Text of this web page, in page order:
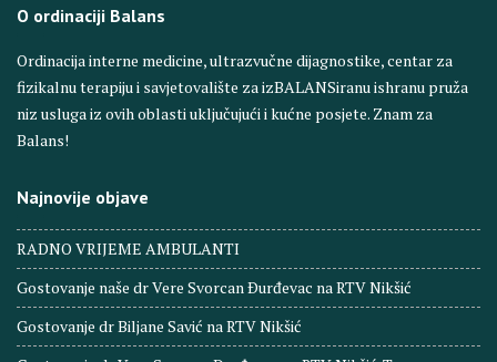
O ordinaciji Balans
Ordinacija interne medicine, ultrazvučne dijagnostike, centar za
fizikalnu terapiju i savjetovalište za izBALANSiranu ishranu pruža
niz usluga iz ovih oblasti uključujući i kućne posjete. Znam za
Balans!
Najnovije objave
RADNO VRIJEME AMBULANTI
Gostovanje naše dr Vere Svorcan Ðurđevac na RTV Nikšić
Gostovanje dr Biljane Savić na RTV Nikšić